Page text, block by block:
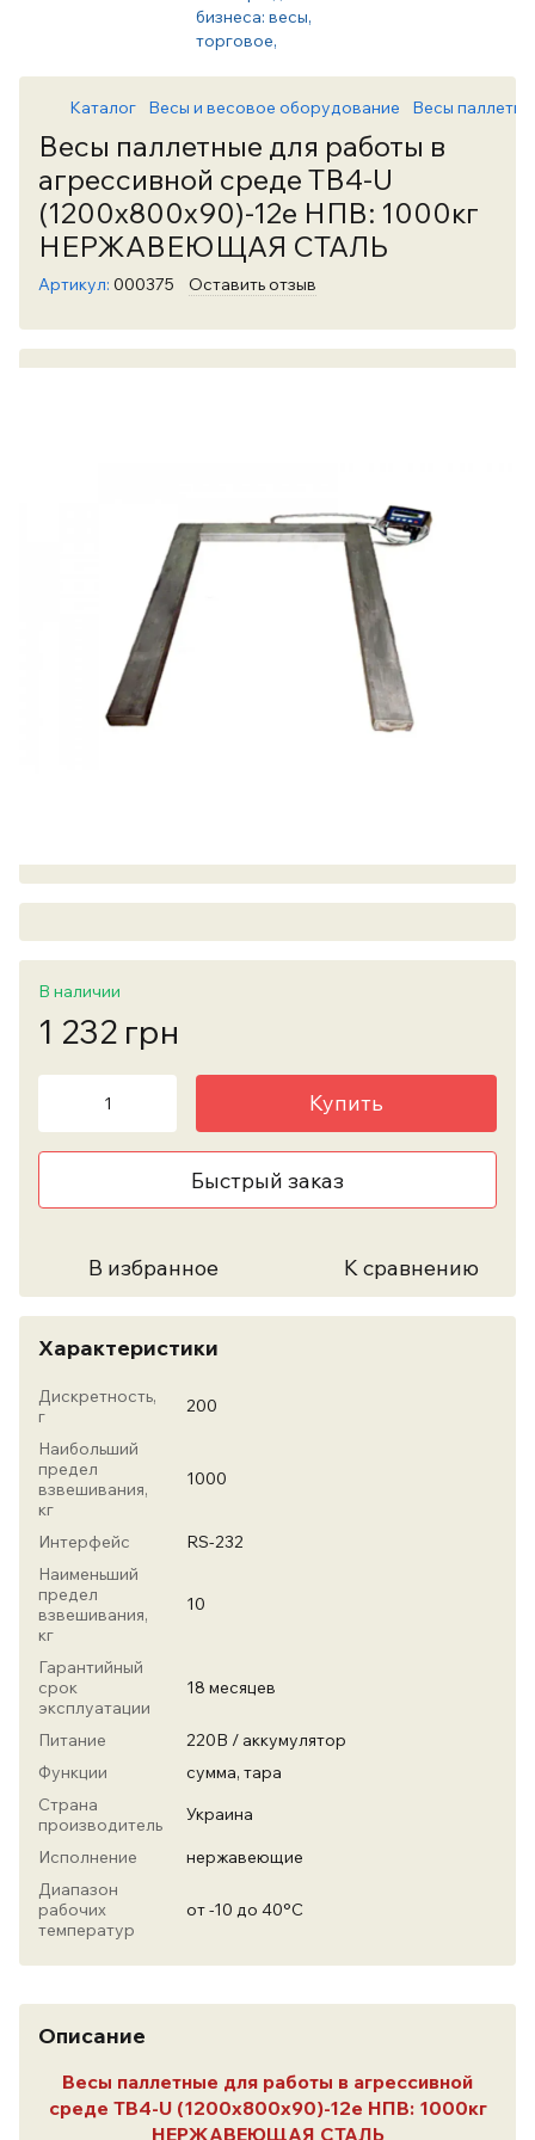
Каталог Весы и весовое оборудование Весы
Весы паллетные для работы в
агрессивной среде TB4-U
(1200x800x90)-12e НПВ: 1000кг
НЕРЖАВЕЮЩАЯ СТАЛЬ
Артикул: 000375 Оставить отзыв
В наличии
1 232 грн
Купить
Быстрый заказ
В избранное К сравнению
Характеристики
Дискретность,
г
200
Наибольший
предел
взвешивания,
кг
1000
Интерфейс
RS-232
Наименьший
предел
взвешивания,
кг
10
Гарантийный
срок
эксплуатации
18 месяцев
Питание
220В / аккумулятор
Функции
сумма, тара
Страна
производитель
Украина
Исполнение
нержавеющие
Диапазон
рабочих
температур
от -10 до 40°С
Описание
Весы паллетные для работы в агрессивной
среде TB4-U (1200x800x90)-12e НПВ: 1000кг
НЕРЖАВЕЮЩАЯ СТАЛЬ